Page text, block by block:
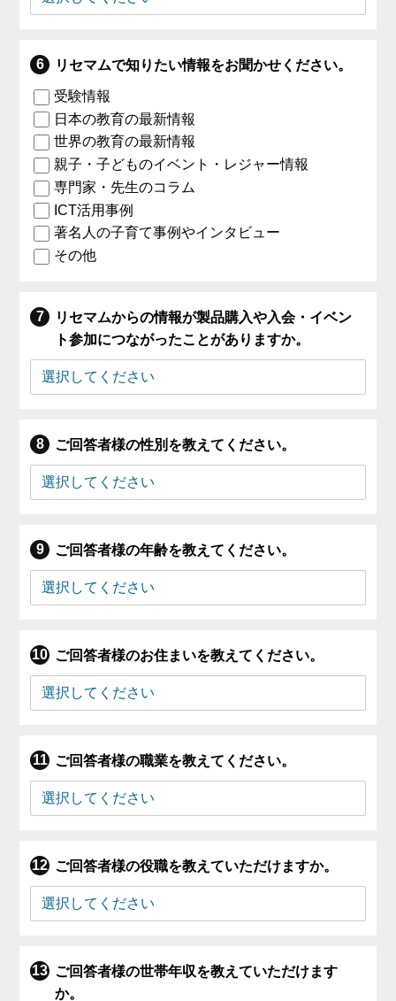
リセマムで知りたい情報をお聞かせください。
受験情報
日本の教育の最新情報
世界の教育の最新情報
親子・子どものイベント・レジャー情報
専門家・先生のコラム
ICT活用事例
著名人の子育て事例やインタビュー
その他
リセマムからの情報が製品購入や入会・イベン
ト参加につながったことがありますか。
ご回答者様の性別を教えてください。
ご回答者様の年齢を教えてください。
ご回答者様のお住まいを教えてください。
ご回答者様の職業を教えてください。
ご回答者様の役職を教えていただけますか。
ご回答者様の世帯年収を教えていただけます
か。